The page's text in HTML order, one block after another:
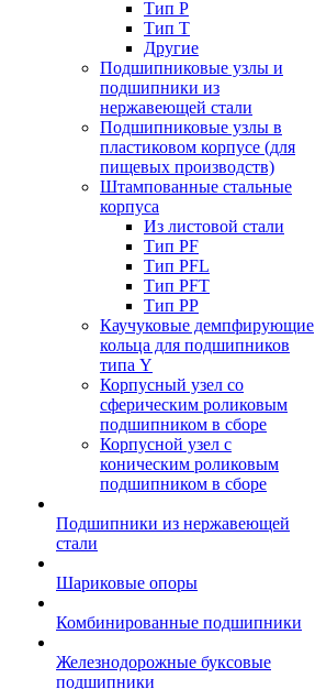
Тип P
Тип T
Другие
Подшипниковые узлы и
подшипники из
нержавеющей стали
Подшипниковые узлы в
пластиковом корпусе (для
пищевых производств)
Штампованные стальные
корпуса
Из листовой стали
Тип PF
Тип PFL
Тип PFT
Тип PP
Каучуковые демпфирующие
кольца для подшипников
типа Y
Корпусный узел со
сферическим роликовым
подшипником в сборе
Корпусной узел с
коническим роликовым
подшипником в сборе
Подшипники из нержавеющей
стали
Шариковые опоры
Комбинированные подшипники
Железнодорожные буксовые
подшипники